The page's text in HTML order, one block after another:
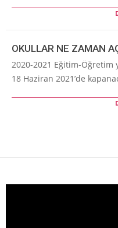
OKULLAR NE ZAMAN
2020-2021 Eğitim-Öğretim
18 Haziran 2021’de